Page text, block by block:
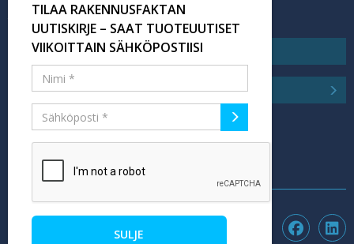
Tilaa uutiskirje
TILAA RAKENNUSFAKTAN
UUTISKIRJE – SAAT TUOTEUUTISET
VIIKOITTAIN SÄHKÖPOSTIISI
SULJE